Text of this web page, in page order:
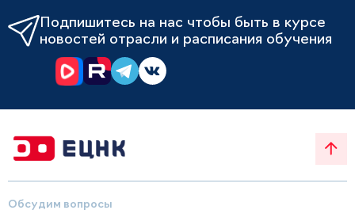
Подпишитесь на нас чтобы быть в курсе
новостей отрасли и расписания обучения
Обсудим вопросы